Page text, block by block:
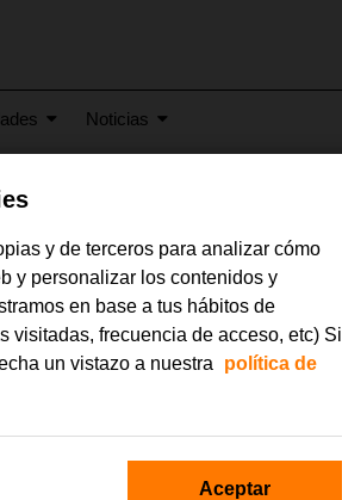
Noticias
y de terceros para analizar cómo
y personalizar los contenidos y
en base a tus hábitos de
visitadas, frecuencia de acceso, etc) Si
un vistazo a nuestra
política de
Aceptar